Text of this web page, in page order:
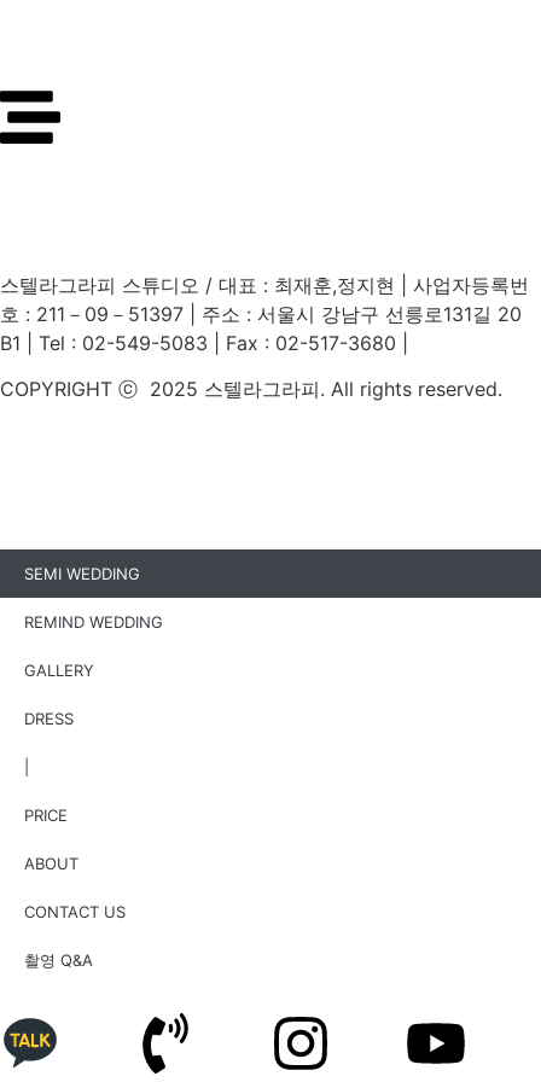
스텔라그라피 스튜디오 / 대표 : 최재훈,정지현 | 사업자등록번
호 : 211－09－51397 | 주소 : 서울시 강남구 선릉로131길 20
B1 | Tel : 02-549-5083 | Fax : 02-517-3680 |
COPYRIGHT ⓒ 2025 스텔라그라피. All rights reserved.
SEMI WEDDING
REMIND WEDDING
GALLERY
DRESS
PRICE
ABOUT
CONTACT US
촬영 Q&A